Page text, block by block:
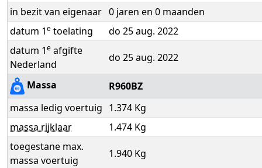
in bezit van eigenaar 0 jaren en 0 maanden
datum 1e toelating
do 25 aug. 2022
datum 1e afgifte
Nederland
do 25 aug. 2022
Massa
R960BZ
massa ledig voertuig 1.374 Kg
massa rijklaar
1.474 Kg
toegestane max.
massa voertuig
1.940 Kg